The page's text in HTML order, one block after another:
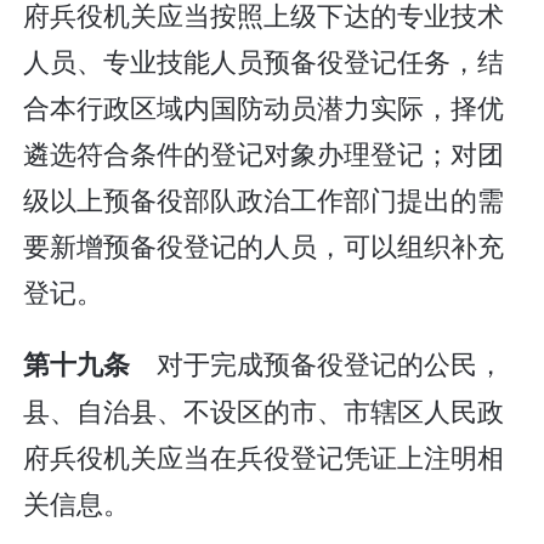
府兵役机关应当按照上级下达的专业技术
人员、专业技能人员预备役登记任务，结
合本行政区域内国防动员潜力实际，择优
遴选符合条件的登记对象办理登记；对团
级以上预备役部队政治工作部门提出的需
要新增预备役登记的人员，可以组织补充
登记。
第十九条对于完成预备役登记的公民，
县、自治县、不设区的市、市辖区人民政
府兵役机关应当在兵役登记凭证上注明相
关信息。